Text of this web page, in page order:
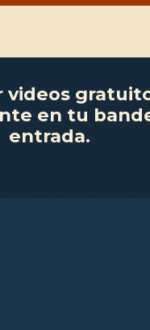
videos
en tu
entrada.